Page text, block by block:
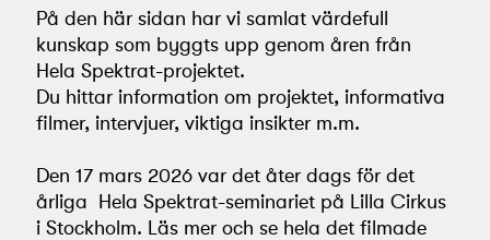
På den här sidan har vi samlat värdefull
kunskap som byggts upp genom åren från
Hela Spektrat-projektet.
Du hittar information om projektet, informativa
filmer, intervjuer, viktiga insikter m.m.
Den 17 mars 2026 var det åter dags för det
årliga Hela Spektrat-seminariet på Lilla Cirkus
i Stockholm. Läs mer och se hela det filmade